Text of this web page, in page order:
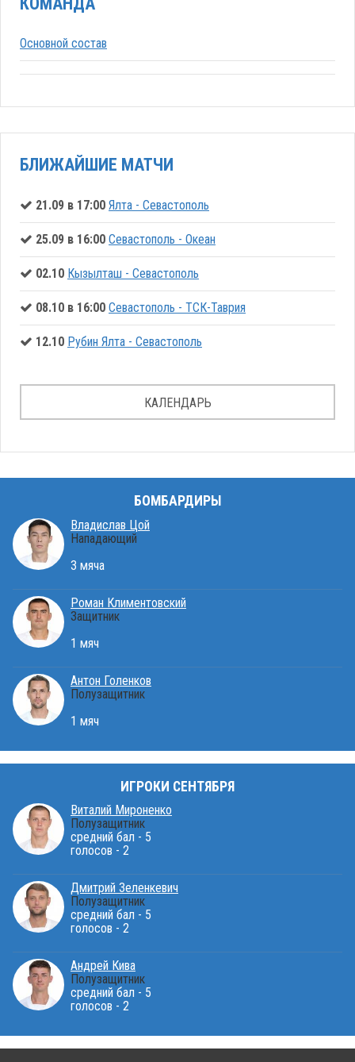
Основной состав
БЛИЖАЙШИЕ МАТЧИ
21.09 в 17:00 Ялта - Севастополь
25.09 в 16:00 Севастополь - Океан
02.10 Кызылташ - Севастополь
08.10 в 16:00 Севастополь - ТСК-Таврия
12.10 Рубин Ялта - Севастополь
КАЛЕНДАРЬ
БОМБАРДИРЫ
Владислав Цой
Нападающий
3 мяча
Роман Климентовский
Защитник
1 мяч
Антон Голенков
Полузащитник
1 мяч
ИГРОКИ СЕНТЯБРЯ
Виталий Мироненко
Полузащитник
средний бал - 5
голосов - 2
Дмитрий Зеленкевич
Полузащитник
средний бал - 5
голосов - 2
Андрей Кива
Полузащитник
средний бал - 5
голосов - 2